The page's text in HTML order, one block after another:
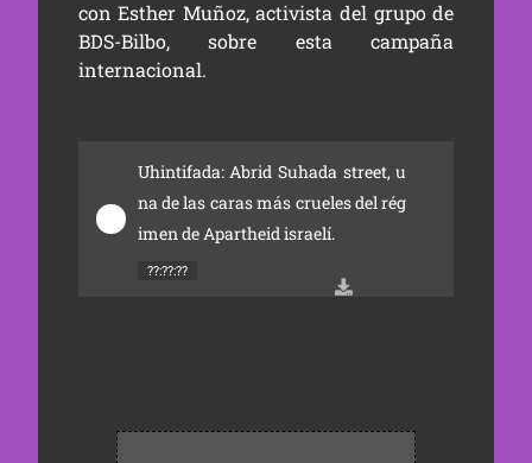
con Esther Muñoz, activista del grupo de
BDS-Bilbo, sobre esta campaña
internacional.
Uhintifada: Abrid Suhada street, u
na de las caras más crueles del rég
imen de Apartheid israelí.
??:??:??